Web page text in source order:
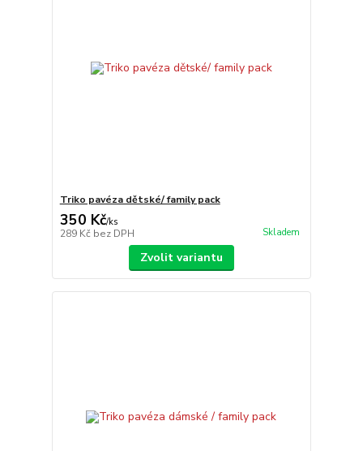
Triko pavéza dětské/ family pack
350 Kč/ks
289 Kč bez DPH Skladem
Zvolit variantu